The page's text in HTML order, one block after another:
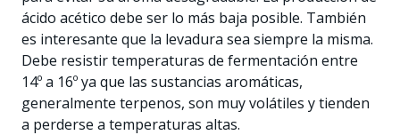
ácido acético debe ser lo más baja posible. También
es interesante que la levadura sea siempre la misma.
Debe resistir temperaturas de fermentación entre
14º a 16º ya que las sustancias aromáticas,
generalmente terpenos, son muy volátiles y tienden
a perderse a temperaturas altas.